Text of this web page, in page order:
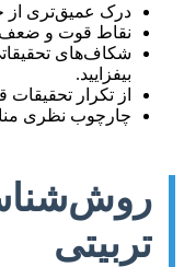
درک عمیق‌تری از
نقاط قوت و ضعف
شکاف‌های
بیفزایید.
از تکرار تحقیقات
چارچوب نظری
تربیتی